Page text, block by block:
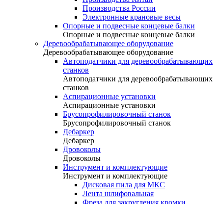
Производства России
Электронные крановые весы
Опорные и подвесные концевые балки
Опорные и подвесные концевые балки
Деревообрабатывающее оборудование
Деревообрабатывающее оборудование
Автоподатчики для деревообрабатывающих
станков
Автоподатчики для деревообрабатывающих
станков
Аспирационные установки
Аспирационные установки
Брусопрофилировочный станок
Брусопрофилировочный станок
Дебаркер
Дебаркер
Дровоколы
Дровоколы
Инструмент и комплектующие
Инструмент и комплектующие
Дисковая пила для МКС
Лента шлифовальная
Фреза для закругления кромки